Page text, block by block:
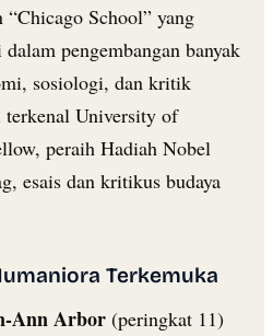
School” yang
pengembangan banyak
sosiologi, dan kritik
terkenal University of
peraih Hadiah Nobel
esais dan kritikus budaya
Terkemuka
Ann Arbor (peringkat 11)